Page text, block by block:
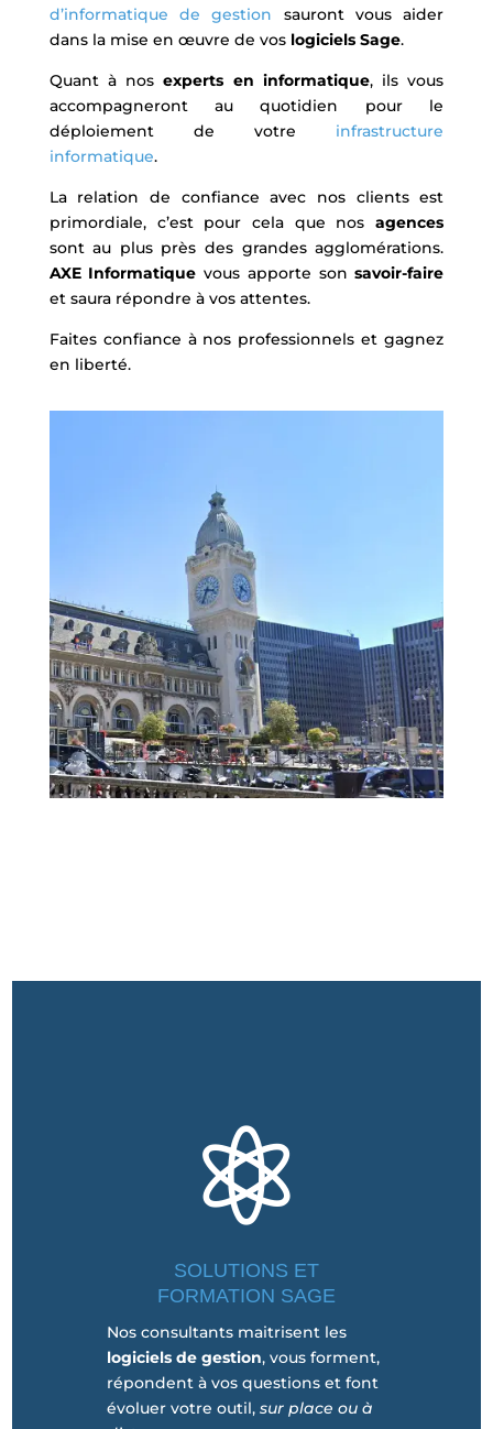
d’informatique de gestion sauront vous aider
dans la mise en œuvre de vos logiciels Sage.
Quant à nosexperts en informatique, ils vous
accompagneront au quotidien pour le
déploiement de votre infrastructure
informatique.
La relation de confiance avec nos clients est
primordiale, c’est pour cela que nosagences
sont au plus près des grandes agglomérations.
AXE Informatique vous apporte sonsavoir-faire
et saura répondre à vos attentes.
Faites confiance à nos professionnels et gagnez
en liberté.

SOLUTIONS ET
FORMATION SAGE
Nos consultants maitrisent les
logiciels de gestion, vous forment,
répondent à vos questions et font
évoluer votre outil, sur place ou à